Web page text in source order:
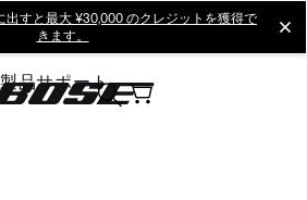
出すと最大 ¥30,000 のクレジットを獲得で
きます。
製品サポート